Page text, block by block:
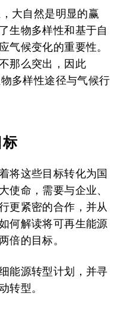
大自然是明显的赢
生物多样性和基于自
气候变化的重要性。
那么突出，因此
多样性途径与气候行
将这些目标转化为国
使命，需要与企业、
更紧密的合作，并从
何解读将可再生能源
倍的目标。
能源转型计划，并寻
转型。